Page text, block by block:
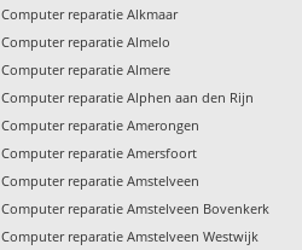
Computer reparatie Alkmaar
Computer reparatie Almelo
Computer reparatie Almere
Computer reparatie Alphen aan den Rijn
Computer reparatie Amerongen
Computer reparatie Amersfoort
Computer reparatie Amstelveen
Computer reparatie Amstelveen Bovenkerk
Computer reparatie Amstelveen Westwijk